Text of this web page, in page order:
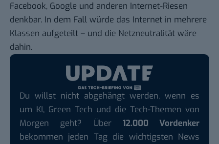
Facebook, Google und anderen Internet-Riesen
denkbar. In dem Fall würde das Internet in mehrere
Klassen aufgeteilt – und die Netzneutralität wäre
dahin.
Du willst nicht abgehängt werden, wenn es
um KI, Green Tech und die Tech-Themen von
Morgen geht? Über 12.000 Vordenker
bekommen jeden Tag die wichtigsten News